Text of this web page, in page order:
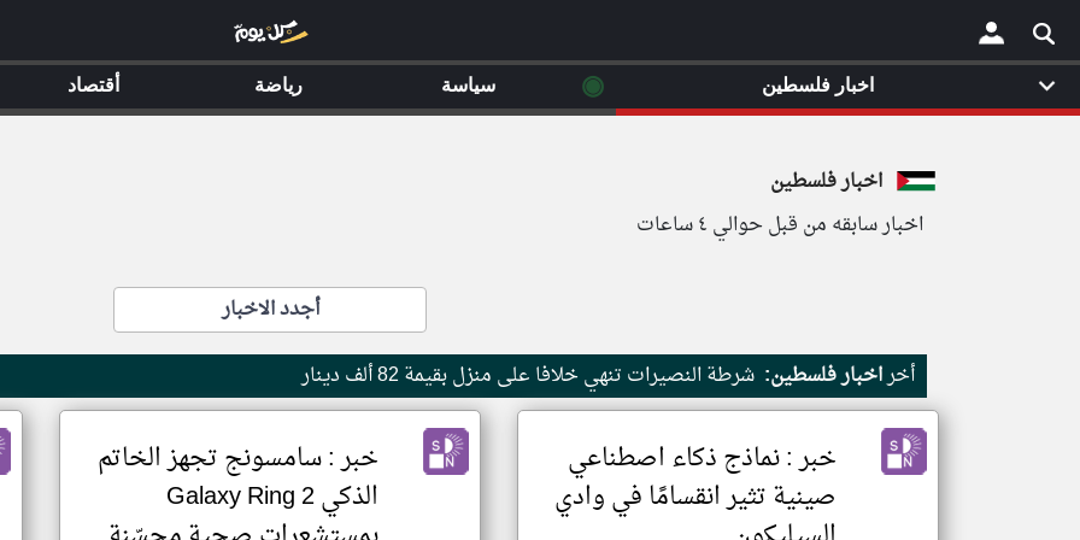
×
اخبار فلسطين
اخبار سابقه من قبل حوالي ٤ ساعات
أجدد الاخبار
أخراخبار فلسطين: شرطة النصيرات تنهي خلافا على منزل بقيمة 82 ألف دينار
خبر : نماذج ذكاء اصطناعي
صينية تثير انقسامًا في وادي
خبر : سامسونج تجهز الخاتم
الذكي Galaxy Ring 2
اخبار فلسطين ◉ سياسة رياضة أقتصاد